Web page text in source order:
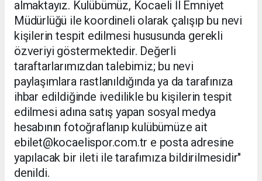
almaktayız. Kulübümüz, Kocaeli İl Emniyet
Müdürlüğü ile koordineli olarak çalışıp bu nevi
kişilerin tespit edilmesi hususunda gerekli
özveriyi göstermektedir. Değerli
taraftarlarımızdan talebimiz; bu nevi
paylaşımlara rastlanıldığında ya da tarafınıza
ihbar edildiğinde ivedilikle bu kişilerin tespit
edilmesi adına satış yapan sosyal medya
hesabının fotoğraflanıp kulübümüze ait
ebilet@kocaelispor.com.tr e posta adresine
yapılacak bir ileti ile tarafımıza bildirilmesidir"
denildi.